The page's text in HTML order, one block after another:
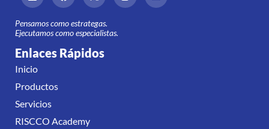
Pensamos como estrategas.
Ejecutamos como especialistas.
Enlaces Rápidos
Inicio
Productos
Servicios
RISCCO Academy